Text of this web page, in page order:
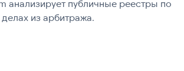
анализирует публичные реестры по
из арбитража.